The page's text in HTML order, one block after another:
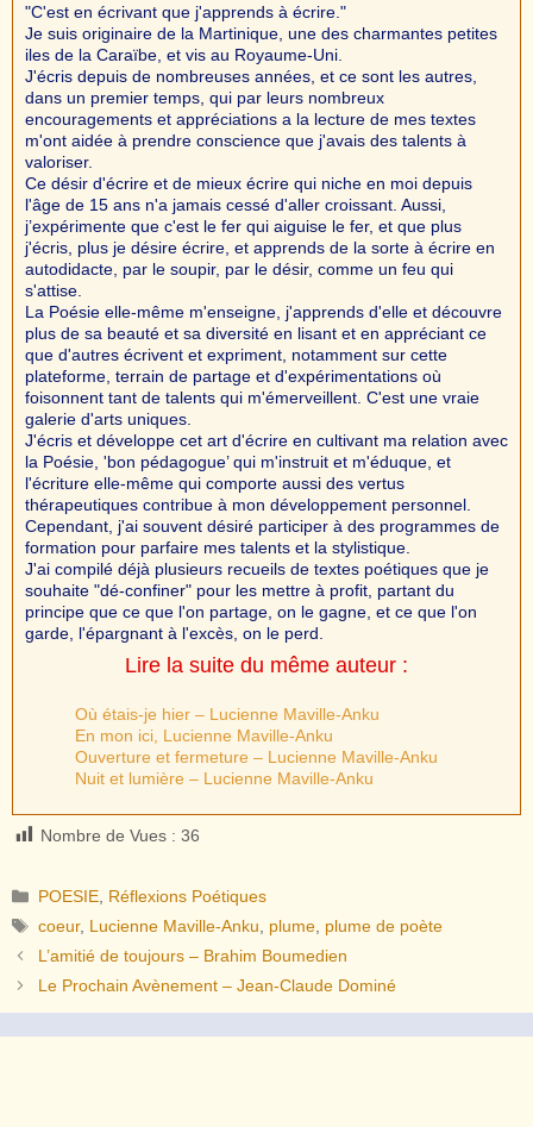
"C'est en écrivant que j'apprends à écrire."
Je suis originaire de la Martinique, une des charmantes petites
iles de la Caraïbe, et vis au Royaume-Uni.
J'écris depuis de nombreuses années, et ce sont les autres,
dans un premier temps, qui par leurs nombreux
encouragements et appréciations a la lecture de mes textes
m'ont aidée à prendre conscience que j'avais des talents à
valoriser.
Ce désir d'écrire et de mieux écrire qui niche en moi depuis
l'âge de 15 ans n'a jamais cessé d'aller croissant. Aussi,
j’expérimente que c'est le fer qui aiguise le fer, et que plus
j'écris, plus je désire écrire, et apprends de la sorte à écrire en
autodidacte, par le soupir, par le désir, comme un feu qui
s'attise.
La Poésie elle-même m'enseigne, j'apprends d'elle et découvre
plus de sa beauté et sa diversité en lisant et en appréciant ce
que d'autres écrivent et expriment, notamment sur cette
plateforme, terrain de partage et d'expérimentations où
foisonnent tant de talents qui m'émerveillent. C'est une vraie
galerie d'arts uniques.
J'écris et développe cet art d'écrire en cultivant ma relation avec
la Poésie, 'bon pédagogue’ qui m'instruit et m'éduque, et
l'écriture elle-même qui comporte aussi des vertus
thérapeutiques contribue à mon développement personnel.
Cependant, j'ai souvent désiré participer à des programmes de
formation pour parfaire mes talents et la stylistique.
J'ai compilé déjà plusieurs recueils de textes poétiques que je
souhaite "dé-confiner" pour les mettre à profit, partant du
principe que ce que l'on partage, on le gagne, et ce que l'on
garde, l'épargnant à l'excès, on le perd.
Lire la suite du même auteur :
Où étais-je hier – Lucienne Maville-Anku
En mon ici, Lucienne Maville-Anku
Ouverture et fermeture – Lucienne Maville-Anku
Nuit et lumière – Lucienne Maville-Anku
Nombre de Vues : 36
Catégories
POESIE Réflexions Poétiques
Étiquettes
coeur, Lucienne Maville-Anku plume plume de poète
L’amitié de toujours – Brahim Boumedien
Le Prochain Avènement – Jean-Claude Dominé